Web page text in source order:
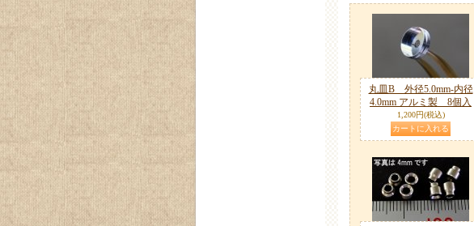
丸皿B 外径5.0mm-内径
4.0mm アルミ製 8個入
1,200円(税込)